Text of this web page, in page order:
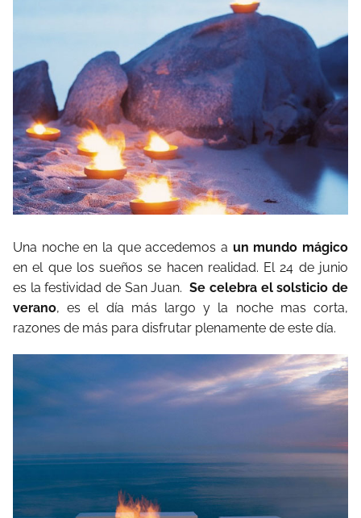
Una noche en la que accedemos a un mundo mágico
en el que los sueños se hacen realidad. El 24 de junio
es la festividad de San Juan. Se celebra el solsticio de
verano, es el día más largo y la noche mas corta,
razones de más para disfrutar plenamente de este día.